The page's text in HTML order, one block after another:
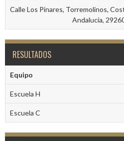
Calle Los Pinares, Torremolinos,
Andalucía,
RESULTADOS
Equipo
Escuela H
Escuela C